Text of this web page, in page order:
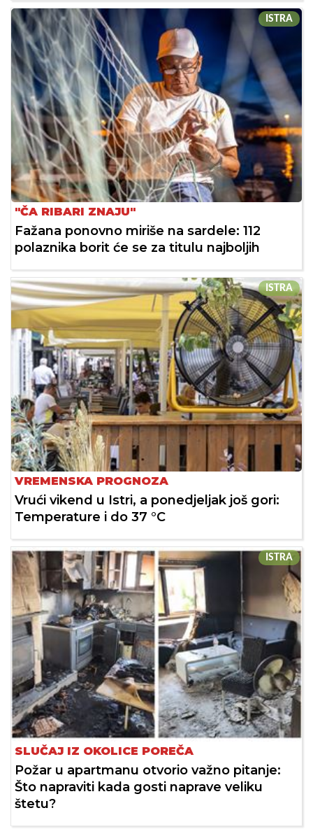
ISTRA
"ČA RIBARI ZNAJU"
Fažana ponovno miriše na sardele: 112
polaznika borit će se za titulu najboljih
ISTRA
VREMENSKA PROGNOZA
Vrući vikend u Istri, a ponedjeljak još gori:
Temperature i do 37 °C
ISTRA
SLUČAJ IZ OKOLICE POREČA
Požar u apartmanu otvorio važno pitanje:
Što napraviti kada gosti naprave veliku
štetu?